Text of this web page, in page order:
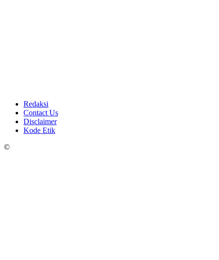
Redaksi
Contact Us
Disclaimer
Kode Etik
©